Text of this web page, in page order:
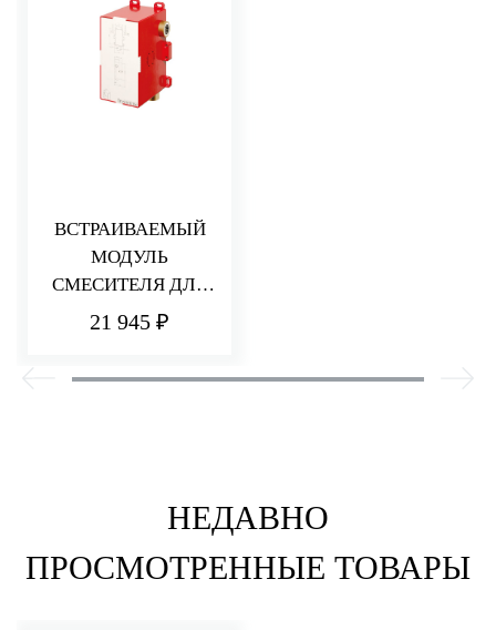
ВСТРАИВАЕМЫЙ
МОДУЛЬ
СМЕСИТЕЛЯ ДЛЯ
ВАННЫ/ДУША С
21 945 ₽
НЕДАВНО
ПРОСМОТРЕННЫЕ ТОВАРЫ